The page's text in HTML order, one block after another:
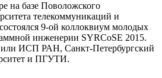
на базе Поволожского
телекоммуникаций и
9-ой коллоквиум молодых
инженерии SYRCoSE 2015.
ИСП РАН, Санкт-Петербургский
и ПГУТИ.